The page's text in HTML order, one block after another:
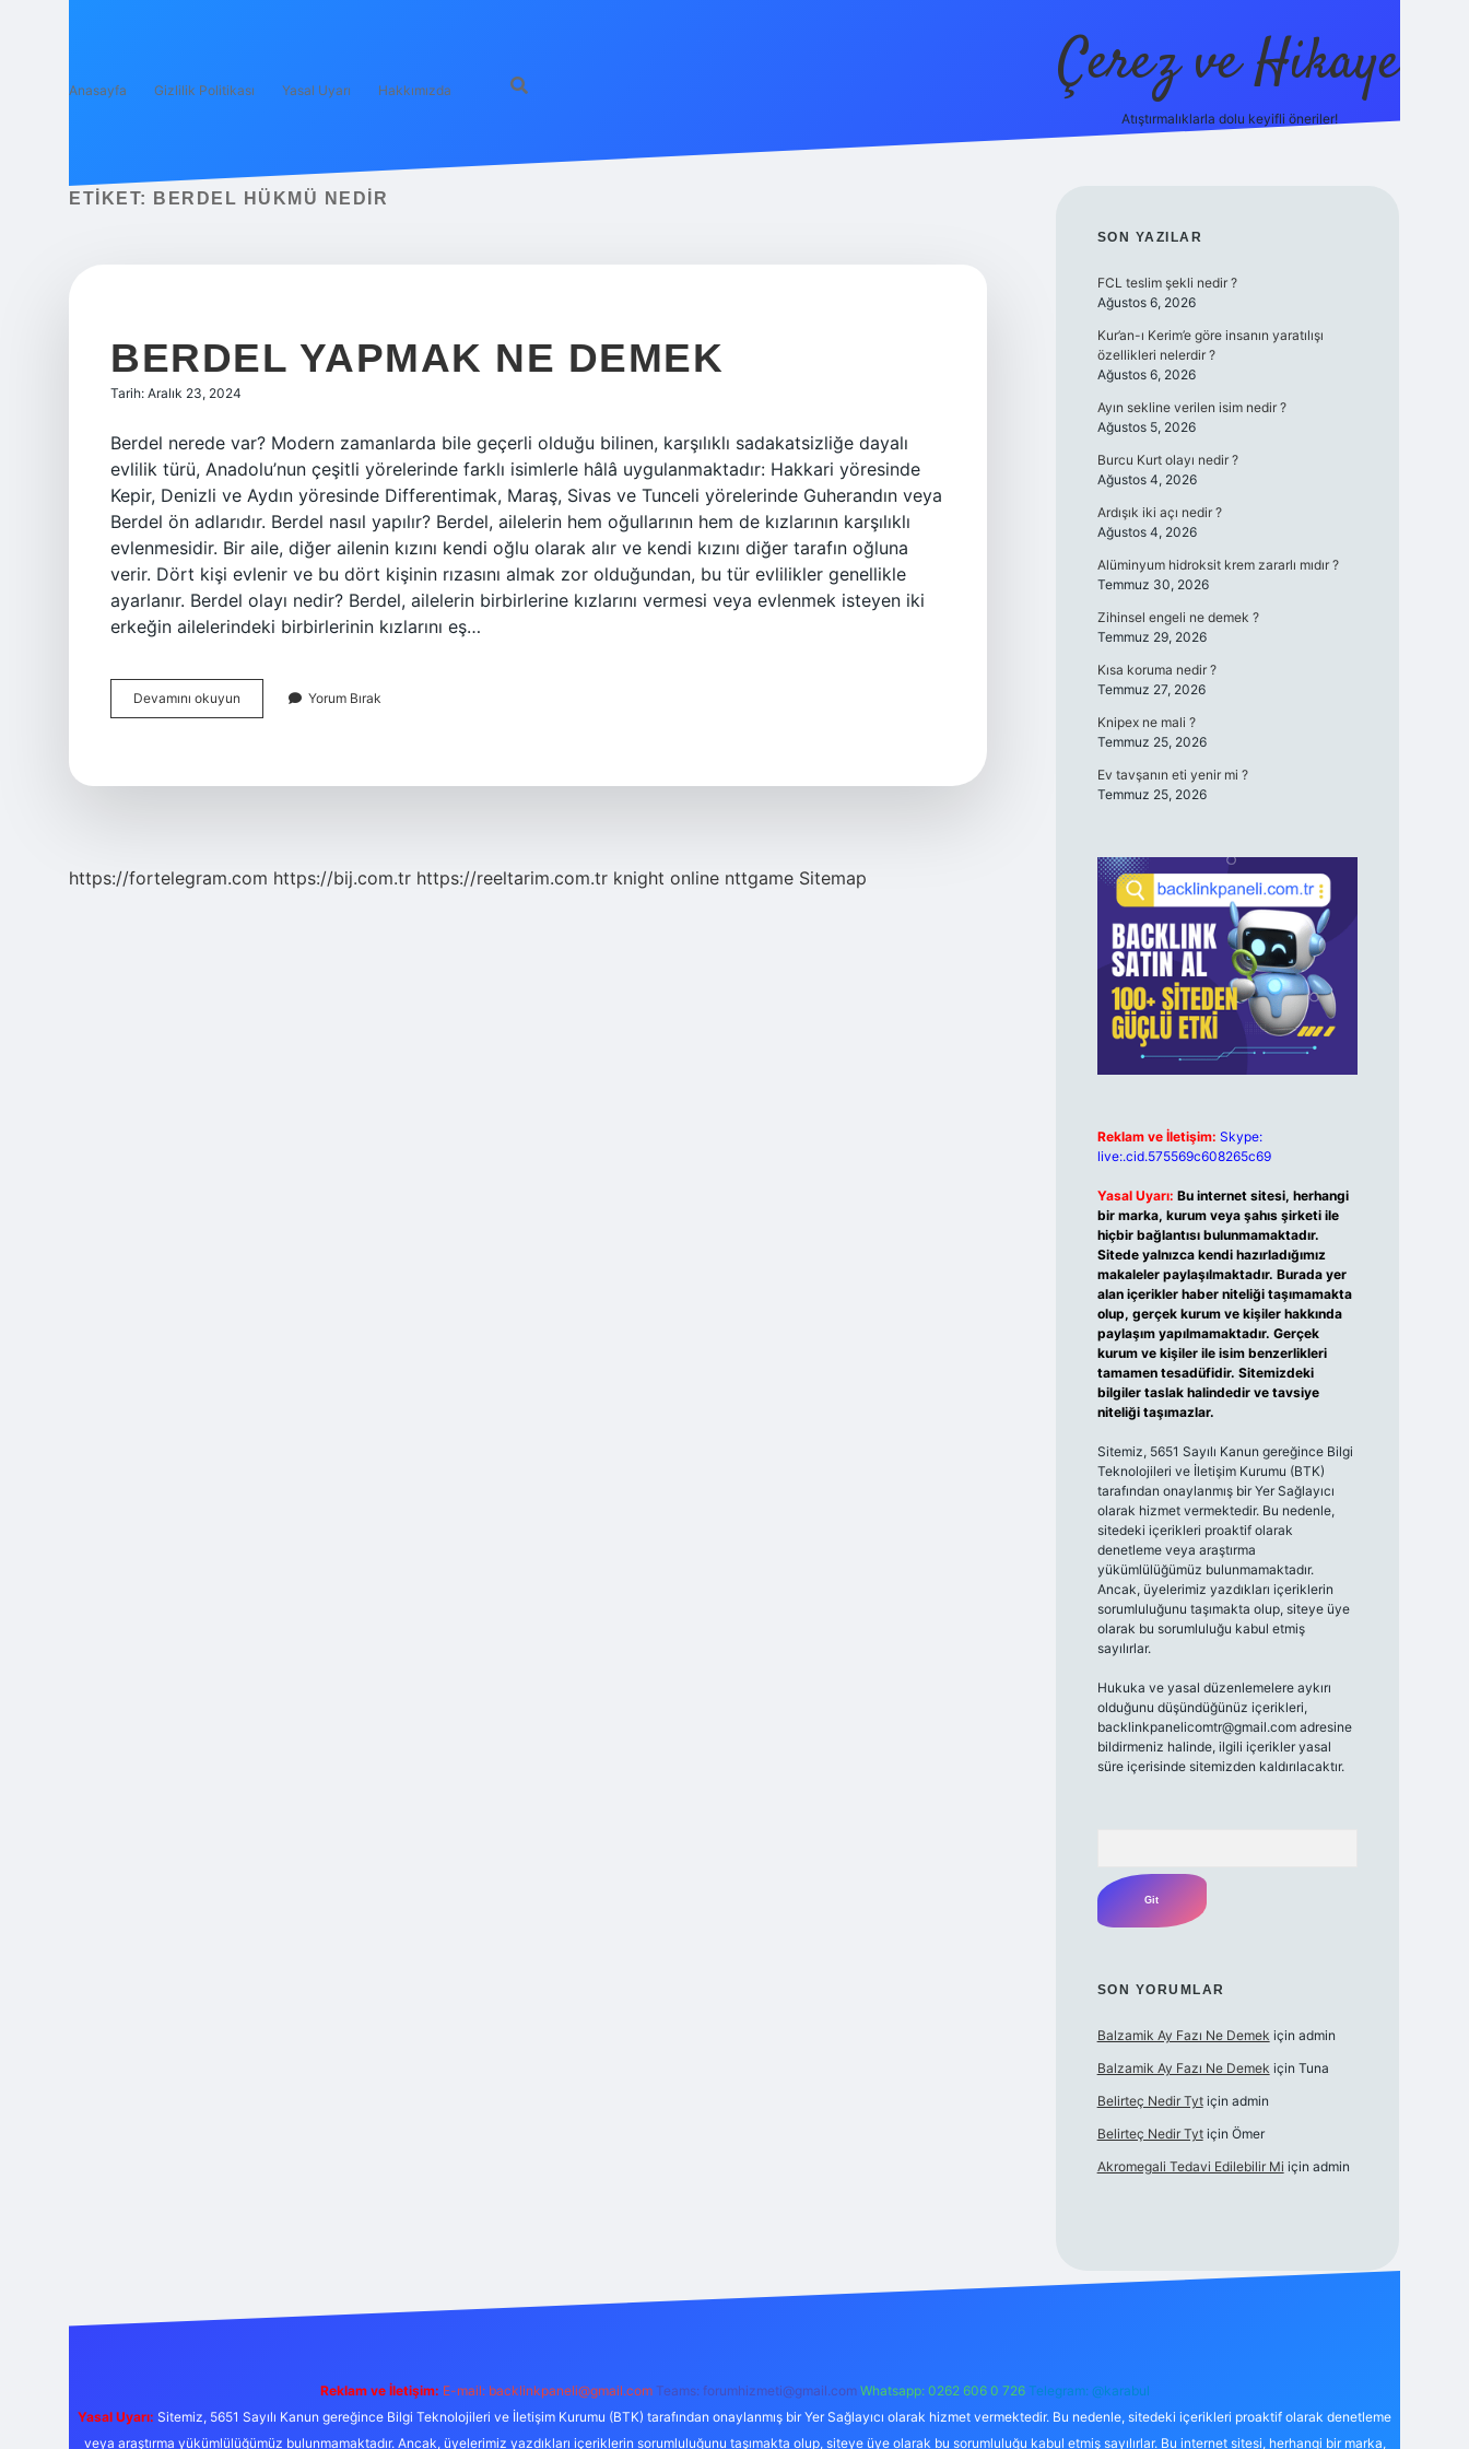
Anasayfa Gizlilik Politikası Yasal Uyarı Hakkımızda Çerez ve Hikaye
Atıştırmalıklarla dolu keyifli öneriler!
ETIKET: BERDEL HÜKMÜ NEDIR
BERDEL YAPMAK NE DEMEK
Tarih: Aralık 23, 2024
Berdel nerede var? Modern zamanlarda bile geçerli olduğu bilinen, karşılıklı sadakatsizliğe dayalı
evlilik türü, Anadolu’nun çeşitli yörelerinde farklı isimlerle hâlâ uygulanmaktadır: Hakkari yöresinde
Kepir, Denizli ve Aydın yöresinde Differentimak, Maraş, Sivas ve Tunceli yörelerinde Guherandın veya
Berdel ön adlarıdır. Berdel nasıl yapılır? Berdel, ailelerin hem oğullarının hem de kızlarının karşılıklı
evlenmesidir. Bir aile, diğer ailenin kızını kendi oğlu olarak alır ve kendi kızını diğer tarafın oğluna
verir. Dört kişi evlenir ve bu dört kişinin rızasını almak zor olduğundan, bu tür evlilikler genellikle
ayarlanır. Berdel olayı nedir? Berdel, ailelerin birbirlerine kızlarını vermesi veya evlenmek isteyen iki
erkeğin ailelerindeki birbirlerinin kızlarını eş…
Devamını okuyun
Yapmak
Yorum Bırak
https://fortelegram.com https://bij.com.tr https://reeltarim.com.tr knight online nttgame Sitemap
SIDEBAR
SON YAZILAR
FCL teslim şekli nedir ?
Ağustos 6, 2026
Kur’an-ı Kerim’e göre insanın yaratılışı
özellikleri nelerdir ?
Ağustos 6, 2026
Ayın sekline verilen isim nedir ?
Ağustos 5, 2026
Burcu Kurt olayı nedir ?
Ağustos 4, 2026
Ardışık iki açı nedir ?
Ağustos 4, 2026
Alüminyum hidroksit krem zararlı mıdır ?
Temmuz 30, 2026
Zihinsel engeli ne demek ?
Temmuz 29, 2026
Kısa koruma nedir ?
Temmuz 27, 2026
Knipex ne mali ?
Temmuz 25, 2026
Ev tavşanın eti yenir mi ?
Temmuz 25, 2026
Reklam ve İletişim: Skype:
live:.cid.575569c608265c69
Yasal Uyarı: Bu internet sitesi, herhangi
bir marka, kurum veya şahıs şirketi ile
hiçbir bağlantısı bulunmamaktadır.
Sitede yalnızca kendi hazırladığımız
makaleler paylaşılmaktadır. Burada yer
alan içerikler haber niteliği taşımamakta
olup, gerçek kurum ve kişiler hakkında
paylaşım yapılmamaktadır. Gerçek
kurum ve kişiler ile isim benzerlikleri
tamamen tesadüfidir. Sitemizdeki
bilgiler taslak halindedir ve tavsiye
niteliği taşımazlar.
Sitemiz, 5651 Sayılı Kanun gereğince Bilgi
Teknolojileri ve İletişim Kurumu (BTK)
tarafından onaylanmış bir Yer Sağlayıcı
olarak hizmet vermektedir. Bu nedenle,
sitedeki içerikleri proaktif olarak
denetleme veya araştırma
yükümlülüğümüz bulunmamaktadır.
Ancak, üyelerimiz yazdıkları içeriklerin
sorumluluğunu taşımakta olup, siteye üye
olarak bu sorumluluğu kabul etmiş
sayılırlar.
Hukuka ve yasal düzenlemelere aykırı
olduğunu düşündüğünüz içerikleri,
backlinkpanelicomtr@gmail.comadresine
bildirmeniz halinde, ilgili içerikler yasal
süre içerisinde sitemizden kaldırılacaktır.
SON YORUMLAR
Balzamik Ay Fazı Ne Demek için admin
Balzamik Ay Fazı Ne Demek için Tuna
Belirteç Nedir Tytiçin admin
Belirteç Nedir Tytiçin Ömer
Akromegali Tedavi Edilebilir Mi için admin
Reklam ve İletişim: E-mail: backlinkpaneli@gmail.com Teams: forumhizmeti@gmail.com Whatsapp: 0262 606 0 726 Telegram: @karabul
Yasal Uyarı: Sitemiz, 5651 Sayılı Kanun gereğince Bilgi Teknolojileri ve İletişim Kurumu (BTK) tarafından onaylanmış bir Yer Sağlayıcı olarak hizmet vermektedir. Bu nedenle, sitedeki içerikleri proaktif olarak denetleme
veya araştırma yükümlülüğümüz bulunmamaktadır. Ancak, üyelerimiz yazdıkları içeriklerin sorumluluğunu taşımakta olup, siteye üye olarak bu sorumluluğu kabul etmiş sayılırlar. Bu internet sitesi, herhangi bir marka,